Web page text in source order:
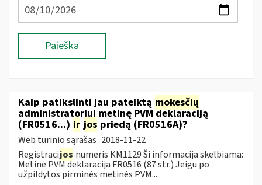
Paieška
Kaip patikslinti jau pateiktą mokesčių
administratoriui metinę PVM deklaraciją
(FR0516...) ir jos priedą (FR0516A)?
Web turinio sąrašas 2018-11-22
Registracijos numeris KM1129 Ši informacija skelbiama:
Metinė PVM deklaracija FR0516 (87 str.) Jeigu po
užpildytos pirminės metinės PVM...